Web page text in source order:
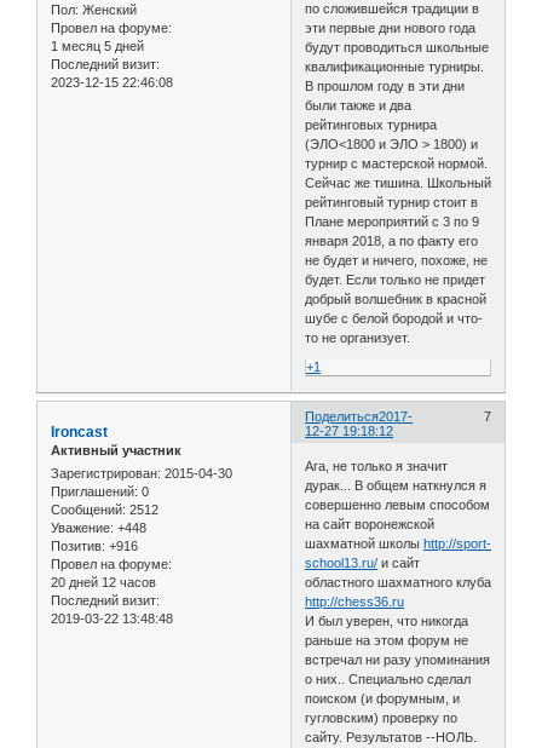
Пол: Женский
Провел на форуме:
1 месяц 5 дней
Последний визит:
2023-12-15 22:46:08
по сложившейся традиции в
эти первые дни нового года
будут проводиться школьные
квалификационные турниры.
В прошлом году в эти дни
были также и два
рейтинговых турнира
(ЭЛО<1800 и ЭЛО > 1800) и
турнир с мастерской нормой.
Сейчас же тишина. Школьный
рейтинговый турнир стоит в
Плане мероприятий с 3 по 9
января 2018, а по факту его
не будет и ничего, похоже, не
будет. Если только не придет
добрый волшебник в красной
шубе с белой бородой и что-
то не организует.
+1
Поделиться 7
2017-
12-27 19:18:12
Ironcast
Активный участник
Зарегистрирован: 2015-04-30
Приглашений: 0
Сообщений: 2512
Уважение: +448
Позитив: +916
Провел на форуме:
20 дней 12 часов
Последний визит:
2019-03-22 13:48:48
Ага, не только я значит
дурак... В общем наткнулся я
совершенно левым способом
на сайт воронежской
шахматной школы http://sport-
school13.ru/ и сайт
областного шахматного клуба
http://chess36.ru
И был уверен, что никогда
раньше на этом форум не
встречал ни разу упоминания
о них.. Специально сделал
поиском (и форумным, и
гугловским) проверку по
сайту. Результатов --НОЛЬ.